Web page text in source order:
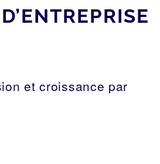
et croissance par